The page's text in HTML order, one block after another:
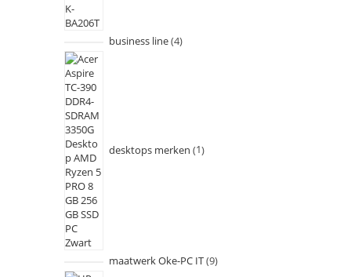
business line 4
desktops merken 1
maatwerk Oke-PC IT 9